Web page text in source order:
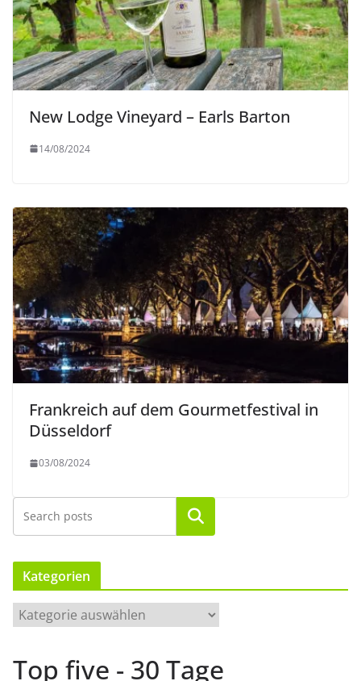
New Lodge Vineyard – Earls Barton
14/08/2024
Frankreich auf dem Gourmetfestival in
Düsseldorf
03/08/2024
Suchen
Kategorien
Top five - 30 Tage